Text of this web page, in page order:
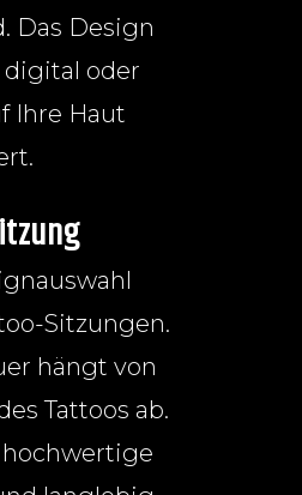
Das Design
oder
Ihre Haut
Sitzungen.
hängt von
Tattoos ab.